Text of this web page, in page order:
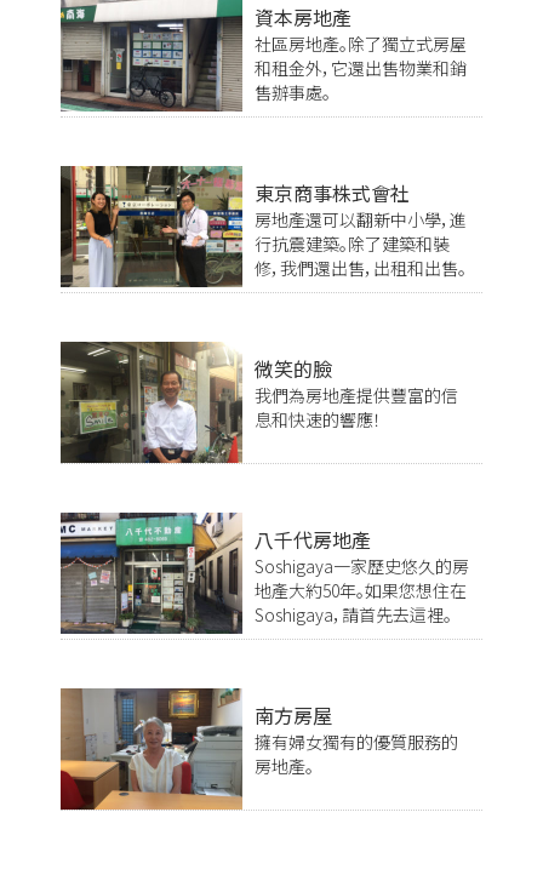
資本房地產
社區房地產。除了獨立式房屋
和租金外，它還出售物業和銷
售辦事處。
東京商事株式會社
房地產還可以翻新中小學，進
行抗震建築。除了建築和裝
修，我們還出售，出租和出售。
微笑的臉
我們為房地產提供豐富的信
息和快速的響應！
八千代房地產
Soshigaya一家歷史悠久的房
地產大約50年。如果您想住在
Soshigaya，請首先去這裡。
南方房屋
擁有婦女獨有的優質服務的
房地產。